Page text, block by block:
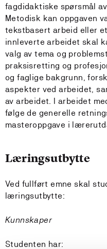
fagdidaktiske spørsmål
Metodisk kan oppgaven
tekstbasert arbeid eller
innleverte arbeidet skal
valg av tema og
praksisretting og
og faglige bakgrunn,
aspekter ved arbeidet,
av arbeidet. I arbeidet
følge de generelle
masteroppgave i
Læringsutbytte
Ved fullført emne skal
læringsutbytte:
Kunnskaper
Studenten har: